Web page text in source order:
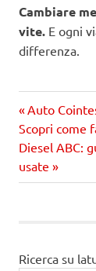
Cambiare
vite. E ogni
differenza.
articoli
Precedente
articolo:
Auto
Scopri come
Prossimo
articolo
Diesel ABC:
usate
Ricerca su